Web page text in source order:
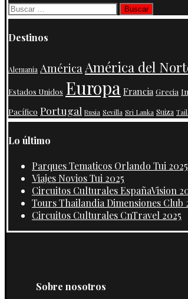
Buscar:
Destinos
Alemania AméricaAmérica del
Estados Unidos EuropaFrancia Grecia
Pacífico Portugal Rusia Sevilla Sri Lanka Suiza
Lo último
Parques Tematicos Orlando Tui 2025
Viajes Novios Tui 2025
Circuitos Culturales EspañaVision
Tours Thailandia Dimensiones Club
Circuitos Culturales CnTravel 2025
Sobre nosotros